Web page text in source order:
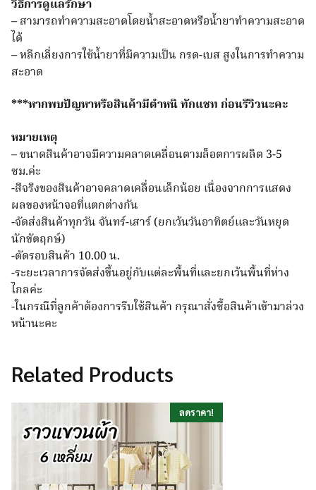
วิธีการดูแลรักษา
– สามารถทำความสะอาดโดยน้ำสะอาดหรือน้ำยาทำความสะอาด
ได้
– หลีกเลี่ยงการใช้น้ำยาที่มีความเป็น กรด-เบส สูงในการทำความ
สะอาด
***หากพบปัญหาหรือสินค้ามีตำหนิ ทักแชท ก่อนรีวิวนะคะ
หมายเหตุ
– ขนาดสินค้าอาจมีความคลาดเคลื่อนตามล็อตการผลิต 3-5
ซม.ค่ะ
-สีจริงของสินค้าอาจคลาดเคลื่อนเล็กน้อย เนื่องจากการแสดง
ผลของหน้าจอที่แตกต่างกัน
-จัดส่งสินค้าทุกวัน จันทร์-เสาร์ (ยกเว้นวันอาทิตย์และวันหยุด
นักขัตฤกษ์)
-ตัดรอบสินค้า 10.00 น.
-ระยะเวลาการจัดส่งขึ้นอยู่กับแต่ละพื้นที่และยกเว้นพื้นที่ห่าง
ไกลค่ะ
-ในกรณีที่ลูกค้าต้องการรีบใช้สินค้า กรุณาสั่งซื้อสินค้าเข้ามาล่วง
หน้านะคะ
Related Products
ลดราคา!